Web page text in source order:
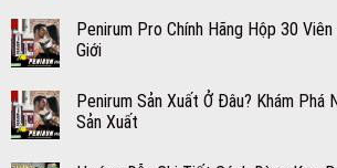
Penirum Pro Chính Hãng Hộp 30
Giới
Penirum Sản Xuất Ở Đâu? Khám Phá
Sản Xuất